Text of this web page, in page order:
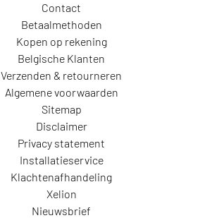
Contact
Betaalmethoden
Kopen op rekening
Belgische Klanten
Verzenden & retourneren
Algemene voorwaarden
Sitemap
Disclaimer
Privacy statement
Installatieservice
Klachtenafhandeling
Xelion
Nieuwsbrief